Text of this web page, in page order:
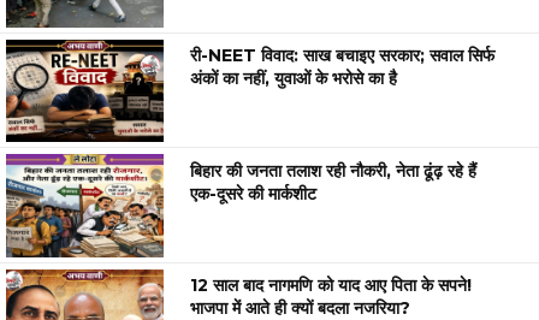
री-NEET विवाद: साख बचाइए सरकार; सवाल सिर्फ
अंकों का नहीं, युवाओं के भरोसे का है
बिहार की जनता तलाश रही नौकरी, नेता ढूंढ़ रहे हैं
एक-दूसरे की मार्कशीट
12 साल बाद नागमणि को याद आए पिता के सपने!
भाजपा में आते ही क्यों बदला नजरिया?